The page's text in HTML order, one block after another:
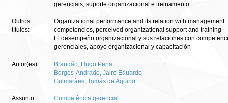
gerenciais, suporte organizacional e treinamento
Outros
títulos:
Organizational performance and its relation with management
competencies, perceived organizational support and training
El desempeño organizacional y sus relaciones con
gerenciales, apoyo organizacional y capacitación
Autor(es):
Brandão, Hugo Pena
Borges-Andrade, Jairo Eduardo
Guimarães, Tomás de Aquino
Assunto:
Competência gerencial